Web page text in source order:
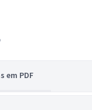
em PDF